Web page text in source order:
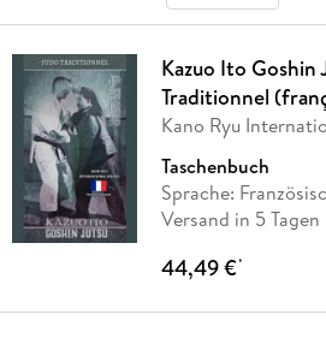
Kazuo Ito Goshin
Traditionnel
Kano Ryu
Taschenbuch
Sprache:
Versand in 5 Tagen
44,49 €*